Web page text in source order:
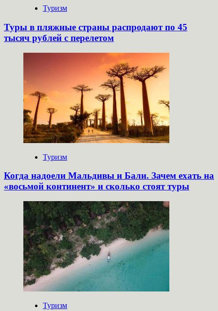
Туризм
Туры в пляжные страны распродают по 45
тысяч рублей с перелетом
Туризм
Когда надоели Мальдивы и Бали. Зачем ехать на
«восьмой континент» и сколько стоят туры
Туризм